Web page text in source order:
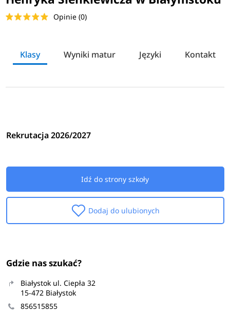
Opinie (0)
Klasy Wyniki matur Języki Kontakt
Rekrutacja 2026/2027
Idź do strony szkoły
Dodaj do ulubionych
Gdzie nas szukać?
Białystok ul. Ciepła 32
15-472 Białystok
856515855